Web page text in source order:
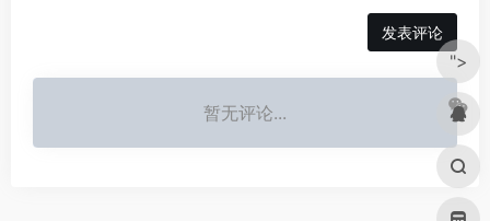
发表评论
暂无评论...
">